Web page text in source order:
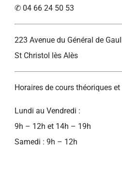
✆ 04 66 24 50 53
223 Avenue du Général de
St Christol lès Alès
Horaires de cours théoriques et
Lundi au Vendredi :
9h – 12h et 14h – 19h
Samedi : 9h – 12h